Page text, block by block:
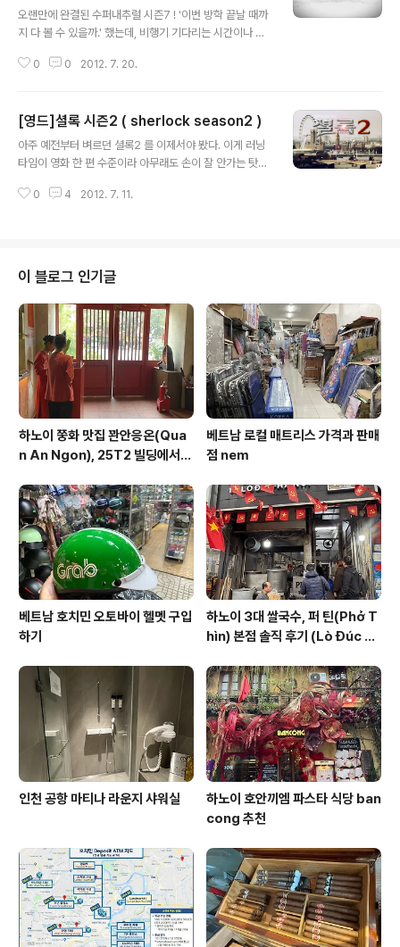
오랜만에 완결된 수퍼내추럴 시즌7 ! '이번 방학 끝날 때까
지 다 볼 수 있을까.' 했는데, 비행기 기다리는 시간이나 비
을 다 보고 왔다.ㅋㅋ 이번에는 연옥에 사는 괴물들.. '리바
난다. 새로운 종족이 나와 인간과 비슷한 형상을 하고 인간
을 지배하려 한다는 큰 이야기인데... 소재는 흥미로운데,
스토리 전개나 결말이 좀.. 뻔하다. 막판에는 허무하기까지
수퍼내추럴의 초반부 시즌들은 큰 주제와 회별 주제가 적
0 0 2012. 7. 20.
[영드]셜록 시즌2 ( sherlock season2 )
아주 예전부터 벼르던 셜록2 를 이제서야 봤다. 이게 러닝
타임이 영화 한 편 수준이라 아무래도 손이 잘 안가는 탓
닝타임은 1시간 30분 정도이다. 결론부터 말하면, 셜록2
에서 방영한 더빙판으로 봤다는 사실. 셜록2_에피소드1을
보는 내내 '자막 버전으로 다시 다운받을까?' 하는 생각을
했을 정도이니. 거짓말 하나 보태지 않고, 재미가 반감되는
기분이다. '셜록'의 경우, 다른 드라마에 비해 포커싱되는
인물이 적은 편이고 특히나 셜록의 매력적인 보이스는 굳
이 따로 말 안해..
0 4 2012. 7. 11.
이 블로그 인기글
하노이 쭝화 맛집 꽌안응온(Qua
n An Ngon), 25T2 빌딩에서
베트남 로컬 매트리스 가격과 판매
점 nem
베트남 호치민 오토바이 헬멧 구입
하기
하노이 3대 쌀국수, 퍼 틴(Phở T
hìn) 본점 솔직 후기 (Lò Đúc 거
인천 공항 마티나 라운지 샤워실
하노이 호안끼엠 파스타 식당 ban
cong 추천